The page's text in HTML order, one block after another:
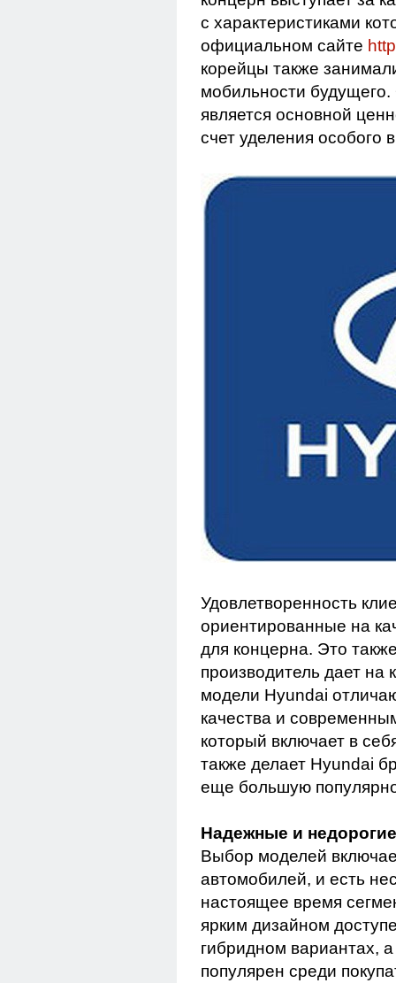
с характеристиками
официальном сайте
корейцы также
мобильности
является основной
счет уделения
Удовлетворенность
ориентированные на
для концерна. Это
производитель дает на
модели Hyundai
качества и
который включает в
также делает Hyundai
еще большую
Надежные и
Выбор моделей
автомобилей, и есть
настоящее время
ярким дизайном
гибридном вариантах,
популярен среди